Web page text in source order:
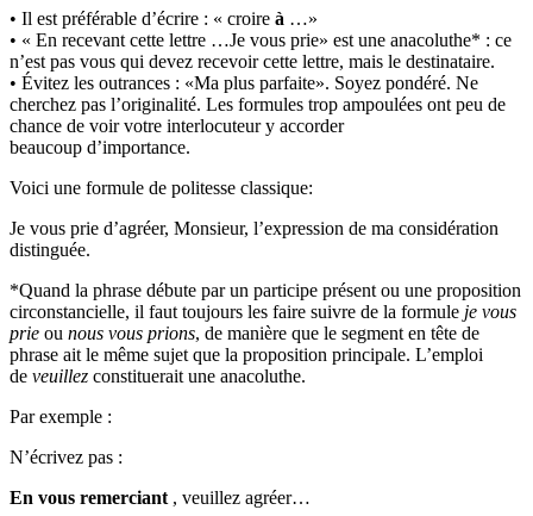
• Il est préférable d’écrire : « croire à …»
• « En recevant cette lettre …Je vous prie» est une anacoluthe* : ce
n’est pas vous qui devez recevoir cette lettre, mais le destinataire.
• Évitez les outrances : «Ma plus parfaite». Soyez pondéré. Ne
cherchez pas l’originalité. Les formules trop ampoulées ont peu de
chance de voir votre interlocuteur y accorder
beaucoup d’importance.
Voici une formule de politesse classique:
Je vous prie d’agréer, Monsieur, l’expression de ma considération
distinguée.
*Quand la phrase débute par un participe présent ou une proposition
circonstancielle, il faut toujours les faire suivre de la formule je vous
prie ou nous vous prions, de manière que le segment en tête de
phrase ait le même sujet que la proposition principale. L’emploi
de veuillez constituerait une anacoluthe.
Par exemple :
N’écrivez pas :
En vous remerciant , veuillez agréer…